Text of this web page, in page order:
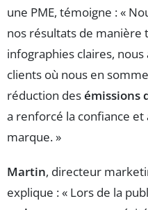
une PME, témoigne : «
nos résultats de manière
infographies claires,
clients où nous en
réduction desémissions
a renforcé la confiance
marque. »
Martin, directeur
explique : « Lors de la